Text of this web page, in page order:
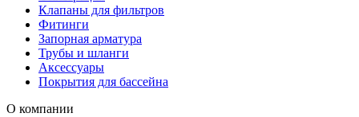
Клапаны для фильтров
Фитинги
Запорная арматура
Трубы и шланги
Аксессуары
Покрытия для бассейна
О компании